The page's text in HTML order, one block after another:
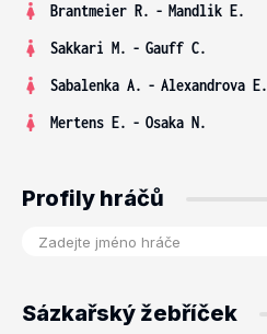
Brantmeier R. - Mandlik E.
Sakkari M. - Gauff C.
Sabalenka A. - Alexandrova E.
Mertens E. - Osaka N.
Profily hráčů
Sázkařský žebříček